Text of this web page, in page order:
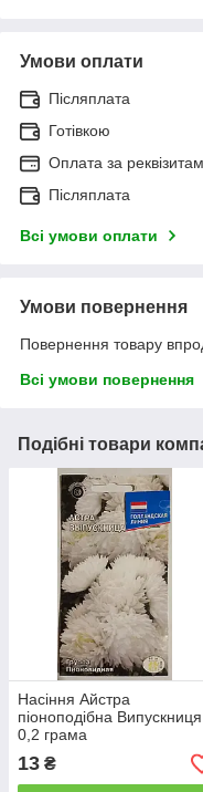
Умови оплати
Післяплата
Готівкою
Оплата за
Післяплата
Всі умови оплати
Умови повернення
Повернення товару
Всі умови повернення
Подібні товари
Насіння Айстра
піоноподібна Випускниця
0,2 грама
13 ₴